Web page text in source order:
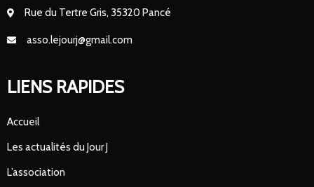
Rue du Tertre Gris, 35320 Pancé
asso.lejourj@gmail.com
LIENS RAPIDES
Accueil
Les actualités du Jour J
L’association